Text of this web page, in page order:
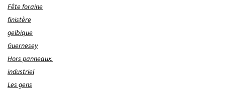
Fête foraine
finistère
gelbique
Guernesey
Hors panneaux.
industriel
Les gens